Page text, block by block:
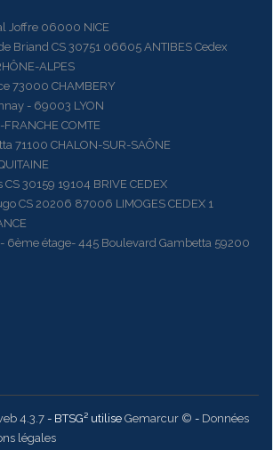
06000 NICE
CS 30751 06605 ANTIBES Cedex
ALPES
CHAMBERY
- 69003 LYON
FRANCHE COMTE
CHALON-SUR-SAÔNE
30159 19104 BRIVE CEDEX
CS 20206 87006 LIMOGES CEDEX 1
étage- 445 Boulevard Gambetta 59200
4.3.7 - BTSG² utilise Gemarcur © - Données
légales